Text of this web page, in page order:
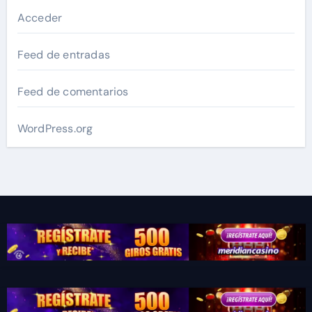
Acceder
Feed de entradas
Feed de comentarios
WordPress.org